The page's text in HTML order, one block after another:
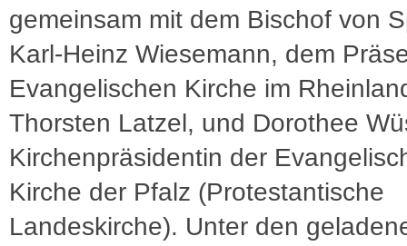
gemeinsam mit dem Bischof von
Karl-Heinz Wiesemann, dem
Evangelischen Kirche im
Thorsten Latzel, und Dorothee
Kirchenpräsidentin der
Kirche der Pfalz (Protestantische
Landeskirche). Unter den